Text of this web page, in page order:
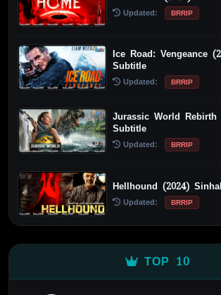
Updated: BRRIP
Ice Road: Vengeance
Subtitle
Updated: BRRIP
Jurassic World Rebirth
Subtitle
Updated: BRRIP
Hellhound (2024)
Updated: BRRIP
TOP 10